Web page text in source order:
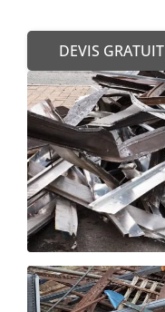
DEVIS GRATUIT